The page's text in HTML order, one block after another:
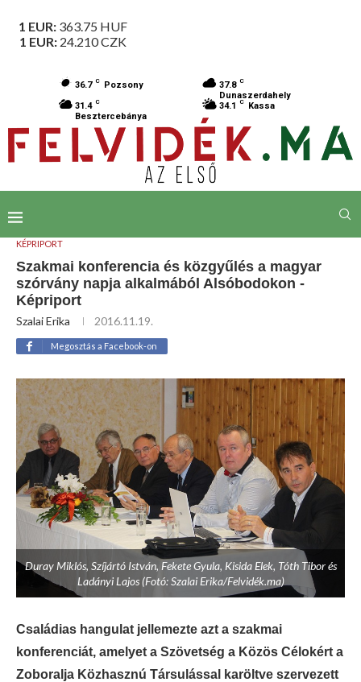
1 EUR: 363.75 HUF
1 EUR: 24.210CZK
36.7 C Pozsony 37.8 C
Dunaszerdahely
31.4 C
Besztercebánya
34.1 C Kassa
KÉPRIPORT
Szakmai konferencia és közgyűlés a magyar
szórvány napja alkalmából Alsóbodokon -
Képriport
Szalai Erika 2016.11.19.
Megosztás a Facebook-on
Duray Miklós, Szíjártó István, Fekete Gyula, Kisida Elek, Tóth Tibor és
Ladányi Lajos (Fotó: Szalai Erika/Felvidék.ma)
Családias hangulat jellemezte azt a szakmai
konferenciát, amelyet a Szövetség a Közös Célokért a
Zoboralja Közhasznú Társulással karöltve szervezett